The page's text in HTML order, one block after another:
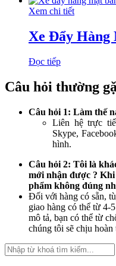
Xem chi tiết
Xe Đẩy Hàng
Đọc tiếp
Câu hỏi thường
Câu hỏi 1: Làm thế
Liên hệ trực
Skype,
hình.
Câu hỏi 2: Tôi là
mới nhận được ?
phẩm không đúng
Đối với hàng có sẵn,
giao hàng có thể từ 4-
mô tả, bạn có thể từ
chúng tôi sẽ chịu hoàn